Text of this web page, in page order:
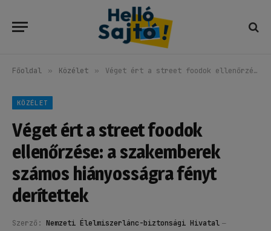
Főoldal » Közélet » Véget ért a street foodok ellenőrzése: a szakemberek számos hiányosságra fényt derítettek
KÖZÉLET
Véget ért a street foodok
ellenőrzése: a szakemberek
számos hiányosságra fényt
derítettek
Szerző: Nemzeti Élelmiszerlánc-biztonsági Hivatal